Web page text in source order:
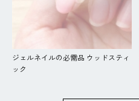
ジェルネイルの必需品 ウッドスティ
ック